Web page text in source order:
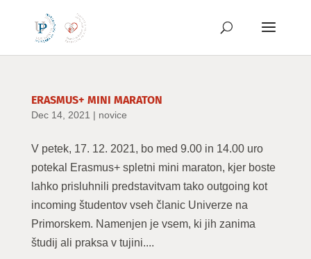
vsebino
ERASMUS+ MINI MARATON
Dec 14, 2021 | novice
V petek, 17. 12. 2021, bo med 9.00 in 14.00 uro
potekal Erasmus+ spletni mini maraton, kjer boste
lahko prisluhnili predstavitvam tako outgoing kot
incoming študentov vseh članic Univerze na
Primorskem. Namenjen je vsem, ki jih zanima
študij ali praksa v tujini....